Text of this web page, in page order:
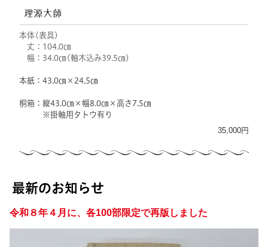
理源大師
本体(表具)
丈：104.0㎝
幅：34.0㎝(軸木込み39.5㎝)
本紙：43.0㎝×24.5㎝
桐箱：縦43.0㎝×幅8.0㎝×高さ7.5㎝
※掛軸用タトウ有り
35,000円
最新のお知らせ
令和８年４月に、各100部限定で再版しました